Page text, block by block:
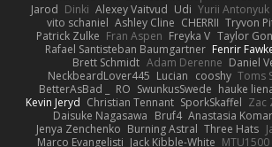
Jarod Dinki Alexey Vaitvud Udi Yurii Antonyuk
vito schaniel Ashley Cline CHERRII Tryvon
Patrick Zulke Fran Aspen Freyka V Taylor
Rafael Santisteban Baumgartner Fenrir
Brett Schmidt Adam Derenne Daniel
NeckbeardLover445 Lucian cooshy Toms
BetterAsBad _
RO SwunkusSwede hauke
Kevin Jeryd Christian Tennant SporkSkaffel Zac
Daisuke Nagasawa Bruf4 Anastasia
Jenya Zenchenko Burning Astral Three Hats
Marco Evangelisti Jack Kibble-White MTU1500